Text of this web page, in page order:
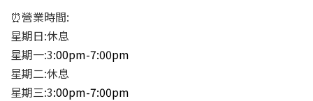
⏰營業時間:
星期日:休息
星期一:3:00pm-7:00pm
星期二:休息
星期三:3:00pm-7:00pm